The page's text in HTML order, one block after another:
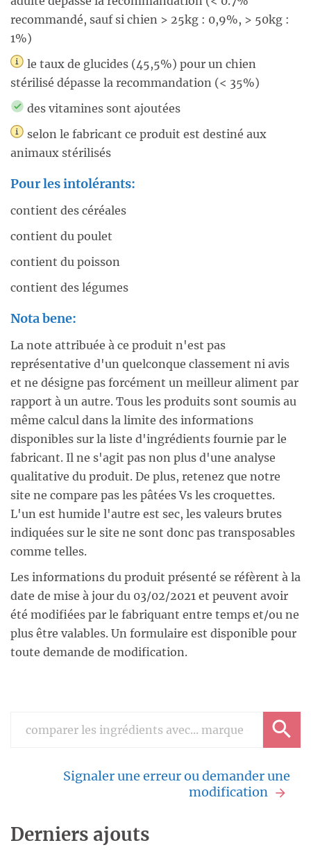
recommandé, sauf si chien > 25kg : 0,9%, > 50kg :
1%)
le taux de glucides (45,5%) pour un chien
stérilisé dépasse la recommandation (< 35%)
des vitamines sont ajoutées
selon le fabricant ce produit est destiné aux
animaux stérilisés
Pour les intolérants:
contient des céréales
contient du poulet
contient du poisson
contient des légumes
Nota bene:
La note attribuée à ce produit n'est pas
représentative d'un quelconque classement ni avis
et ne désigne pas forcément un meilleur aliment par
rapport à un autre. Tous les produits sont soumis au
même calcul dans la limite des informations
disponibles sur la liste d'ingrédients fournie par le
fabricant. Il ne s'agit pas non plus d'une analyse
qualitative du produit. De plus, retenez que notre
site ne compare pas les pâtées Vs les croquettes.
L'un est humide l'autre est sec, les valeurs brutes
indiquées sur le site ne sont donc pas transposables
comme telles.
Les informations du produit présenté se réfèrent à la
date de mise à jour du 03/02/2021 et peuvent avoir
été modifiées par le fabriquant entre temps et/ou ne
plus être valables. Un formulaire est disponible pour
toute demande de modification.
Signaler une erreur ou demander une
modification
Derniers ajouts